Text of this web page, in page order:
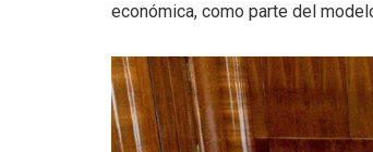
económica, como parte del